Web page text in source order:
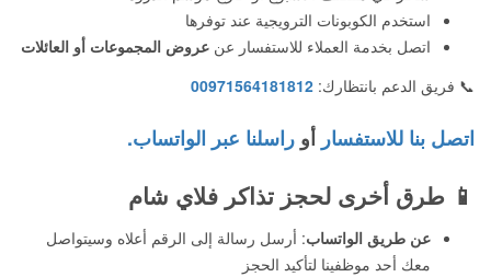
استخدم الكوبونات الترويجية عند توفرها
اتصل بخدمة العملاء للاستفسار عن عروض المجموعات أو العائلات
📞 فريق الدعم بانتظارك: 00971564181812
اتصل بنا للاستفسار أو راسلنا عبر الواتساب.
📱 طرق أخرى لحجز تذاكر فلاي شام
عن طريق الواتساب: أرسل رسالة إلى الرقم أعلاه وسيتواصل
معك أحد موظفينا لتأكيد الحجز